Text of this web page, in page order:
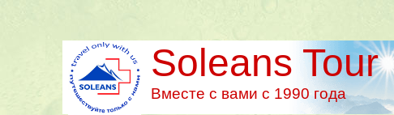
Soleans Tour
Вместе с вами с 1990 года